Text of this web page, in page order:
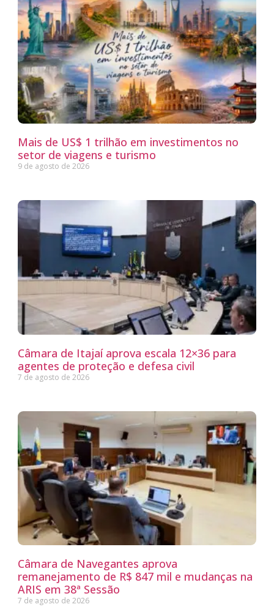
Mais de US$ 1 trilhão em investimentos no
setor de viagens e turismo
9 de agosto de 2026
Câmara de Itajaí aprova escala 12×36 para
agentes de proteção e defesa civil
7 de agosto de 2026
Câmara de Navegantes aprova
remanejamento de R$ 847 mil e mudanças na
ARIS em 38ª Sessão
7 de agosto de 2026